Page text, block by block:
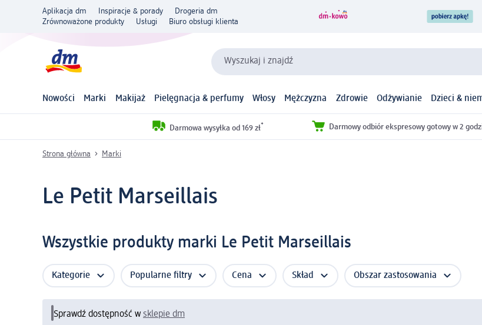
Aplikacja dm Inspiracje & porady
Drogeria dm
Zrównoważone produkty
Usługi Biuro obsługi klienta
Wyszukaj i znajdź
Nowości Marki Makijaż Pielęgnacja & perfumy Włosy Mężczyzna Zdrowie Odżywianie Dzieci &
Darmowa wysyłka od 169 zł* Darmowy odbiór ekspresowy gotowy w 2
Strona główna Marki
Le Petit Marseillais
Wszystkie produkty marki Le Petit Marseillais
Kategorie Popularne filtry Cena Skład Obszar zastosowania
Sprawdź dostępność w sklepie dm